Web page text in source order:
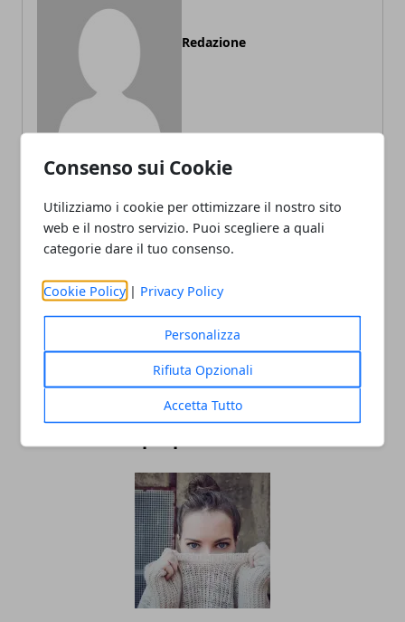
Consenso sui Cookie
Utilizziamo i cookie per ottimizzare il nostro sito
web e il nostro servizio. Puoi scegliere a quali
categorie dare il tuo consenso.
Cookie Policy | Privacy Policy
Personalizza
Rifiuta Opzionali
Accetta Tutto
Redazione
ARTICOLI CORRELATI
Economia della condivisione: ripensare